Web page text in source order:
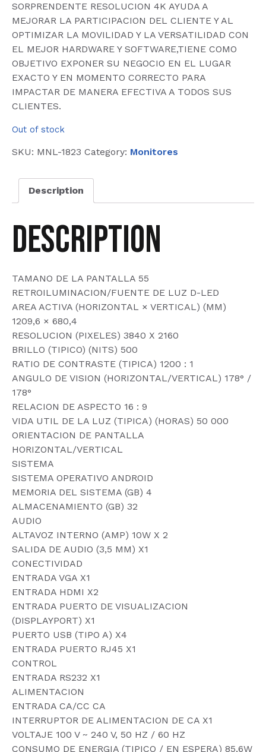
SORPRENDENTE RESOLUCION 4K AYUDA A
MEJORAR LA PARTICIPACION DEL CLIENTE Y AL
OPTIMIZAR LA MOVILIDAD Y LA VERSATILIDAD CON
EL MEJOR HARDWARE Y SOFTWARE,TIENE COMO
OBJETIVO EXPONER SU NEGOCIO EN EL LUGAR
EXACTO Y EN MOMENTO CORRECTO PARA
IMPACTAR DE MANERA EFECTIVA A TODOS SUS
CLIENTES.
Out of stock
SKU: MNL-1823 Category: Monitores
Description
Description
TAMANO DE LA PANTALLA 55
RETROILUMINACION/FUENTE DE LUZ D-LED
AREA ACTIVA (HORIZONTAL × VERTICAL) (MM)
1209,6 × 680,4
RESOLUCION (PIXELES) 3840 X 2160
BRILLO (TIPICO) (NITS) 500
RATIO DE CONTRASTE (TIPICA) 1200 : 1
ANGULO DE VISION (HORIZONTAL/VERTICAL) 178° /
178°
RELACION DE ASPECTO 16 : 9
VIDA UTIL DE LA LUZ (TIPICA) (HORAS) 50 000
ORIENTACION DE PANTALLA
HORIZONTAL/VERTICAL
SISTEMA
SISTEMA OPERATIVO ANDROID
MEMORIA DEL SISTEMA (GB) 4
ALMACENAMIENTO (GB) 32
AUDIO
ALTAVOZ INTERNO (AMP) 10W X 2
SALIDA DE AUDIO (3,5 MM) X1
CONECTIVIDAD
ENTRADA VGA X1
ENTRADA HDMI X2
ENTRADA PUERTO DE VISUALIZACION
(DISPLAYPORT) X1
PUERTO USB (TIPO A) X4
ENTRADA PUERTO RJ45 X1
CONTROL
ENTRADA RS232 X1
ALIMENTACION
ENTRADA CA/CC CA
INTERRUPTOR DE ALIMENTACION DE CA X1
VOLTAJE 100 V ~ 240 V, 50 HZ / 60 HZ
CONSUMO DE ENERGIA (TIPICO / EN ESPERA) 85,6W